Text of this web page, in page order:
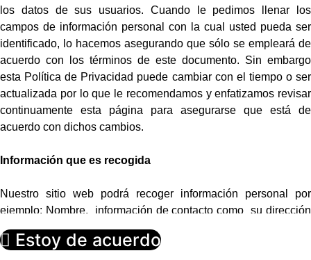
los datos de sus usuarios. Cuando le pedimos llenar los
campos de información personal con la cual usted pueda ser
identificado, lo hacemos asegurando que sólo se empleará de
acuerdo con los términos de este documento. Sin embargo
esta Política de Privacidad puede cambiar con el tiempo o ser
actualizada por lo que le recomendamos y enfatizamos revisar
continuamente esta página para asegurarse que está de
acuerdo con dichos cambios.
Información que es recogida
Nuestro sitio web podrá recoger información personal por
ejemplo: Nombre, información de contacto como su dirección
de correo electrónica e información demográfica. Así mismo
cuando sea necesario podrá ser requerida información
Estoy de acuerdo